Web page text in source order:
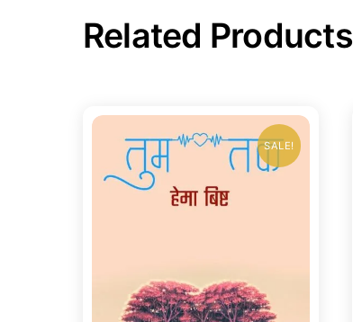
Related Products
SALE!